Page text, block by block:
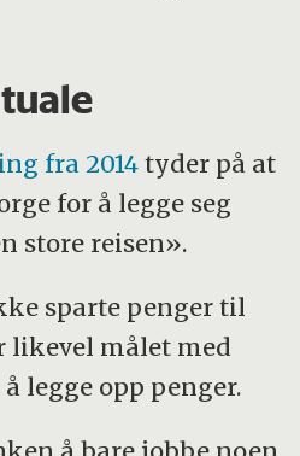
fra 2014 tyder på at
for å legge seg
store reisen».
sparte penger til
likevel målet med
legge opp penger.